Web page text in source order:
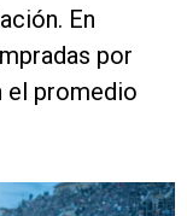
En
por
el promedio